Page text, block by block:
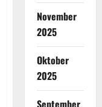
November
2025
Oktober
2025